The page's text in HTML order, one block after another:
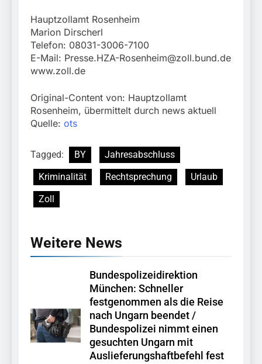
Hauptzollamt Rosenheim
Marion Dirscherl
Telefon: 08031-3006-7100
E-Mail: Presse.HZA-Rosenheim@zoll.bund.de
www.zoll.de
Original-Content von: Hauptzollamt
Rosenheim, übermittelt durch news aktuell
Quelle: ots
Tagged: BY
Jahresabschluss
Kriminalität
Rechtsprechung
Urlaub
Zoll
Weitere News
Bundespolizeidirektion
München: Schneller
festgenommen als die Reise
nach Ungarn beendet /
Bundespolizei nimmt einen
gesuchten Ungarn mit
Auslieferungshaftbefehl fest